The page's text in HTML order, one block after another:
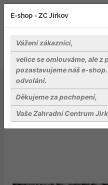
Kameny a dekorativní
Grigio Cenere drť,
25 kg
E-shop - ZC Jirkov
Vážení zákazníci,
velice se omlouváme, ale
pozastavujeme náš e-
odvolání.
Děkujeme za pochopení,
Vaše Zahradní Centrum